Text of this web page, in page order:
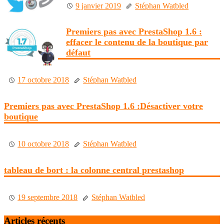
9 janvier 2019 Stéphan Watbled
Premiers pas avec PrestaShop 1.6 :
effacer le contenu de la boutique par
défaut
17 octobre 2018 Stéphan Watbled
Premiers pas avec PrestaShop 1.6 :Désactiver votre
boutique
10 octobre 2018 Stéphan Watbled
tableau de bort : la colonne central prestashop
19 septembre 2018 Stéphan Watbled
Articles récents